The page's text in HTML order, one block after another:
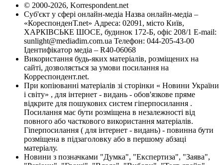
© 2000-2026, Korrespondent.net
Суб'єкт у сфері онлайн-медіа Назва онлайн-медіа –
«КореспонденТ.net» Адреса: 02091, місто Київ,
ХАРКІВСЬКЕ ШОСЕ, будинок 172-Б, офіс 208/1 E-mail:
sunlight@mediadim.com.ua Телефон: 044-205-43-00
Ідентифікатор медіа – R40-06068
Використання будь-яких матеріалів, розміщених на
сайті, дозволяється за умови посилання на
Корреспондент.net.
При копіюванні матеріалів зі сторінки « Новини України
і світу» , для інтернет - видань - обов'язкове пряме
відкрите для пошукових систем гіперпосилання .
Посилання має бути розміщена в незалежності від
повного або часткового використання матеріалів.
Гіперпосилання ( для інтернет - видань) - повинна бути
розміщена в підзаголовку або в першому абзаці
матеріалу.
Новини з позначками "Думка", "Експертиза", "Заява",